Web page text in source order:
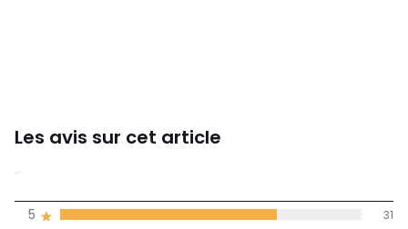
Les avis sur cet article
4,4
(43)
5 31